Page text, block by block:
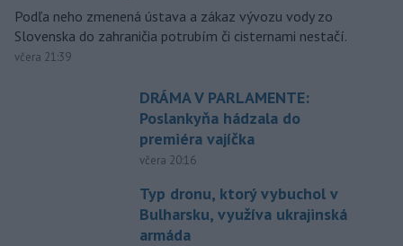
Podľa neho zmenená ústava a zákaz vývozu vody zo
Slovenska do zahraničia potrubím či cisternami nestačí.
včera 21:39
DRÁMA V PARLAMENTE:
Poslankyňa hádzala do
premiéra vajíčka
včera 20:16
Typ dronu, ktorý vybuchol v
Bulharsku, využíva ukrajinská
armáda